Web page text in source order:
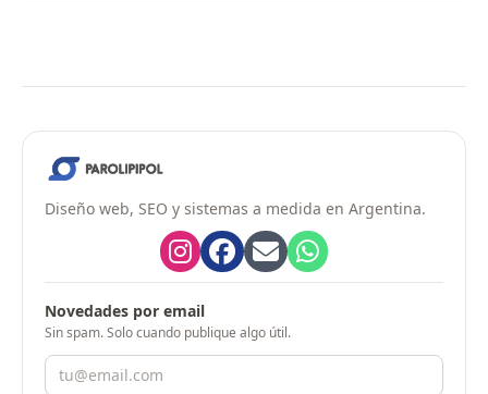
Diseño web, SEO y sistemas a medida en Argentina.
Novedades por email
Sin spam. Solo cuando publique algo útil.